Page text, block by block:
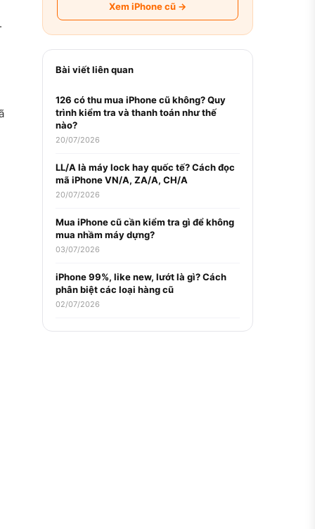
Xem iPhone cũ →
Bài viết liên quan
126 có thu mua iPhone cũ không? Quy
trình kiểm tra và thanh toán như thế
nào?
20/07/2026
LL/A là máy lock hay quốc tế? Cách đọc
mã iPhone VN/A, ZA/A, CH/A
20/07/2026
Mua iPhone cũ cần kiểm tra gì để không
mua nhầm máy dựng?
03/07/2026
iPhone 99%, like new, lướt là gì? Cách
phân biệt các loại hàng cũ
02/07/2026